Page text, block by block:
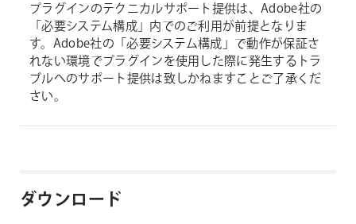
プラグインのテクニカルサポート提供は、Adobe社の
「必要システム構成」内でのご利用が前提となりま
す。Adobe社の「必要システム構成」で動作が保証さ
れない環境でプラグインを使用した際に発生するトラ
ブルへのサポート提供は致しかねますことご了承くだ
さい。
ダウンロード